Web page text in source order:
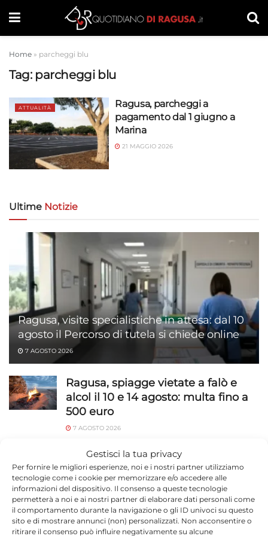
Gestisci la tua privacy
Per fornire le migliori esperienze, noi e i nostri partner utilizziamo
tecnologie come i cookie per memorizzare e/o accedere alle
informazioni del dispositivo. Il consenso a queste tecnologie
permetterà a noi e ai nostri partner di elaborare dati personali come
il comportamento durante la navigazione o gli ID univoci su questo
sito e di mostrare annunci (non) personalizzati. Non acconsentire o
ritirare il consenso può influire negativamente su alcune
Home » parcheggi blu
Tag: parcheggi blu
ATTUALITÀ
Ragusa, parcheggi a
pagamento dal 1 giugno a
Marina
21 MAGGIO 2026
Ultime Notizie
Ragusa, visite specialistiche in attesa: dal 10
agosto il Percorso di tutela si chiede online
7 AGOSTO 2026
Ragusa, spiagge vietate a falò e
alcol il 10 e 14 agosto: multa fino a
500 euro
7 AGOSTO 2026
Marina di Modica, Enriquez al
Corallo e Lido Sud: tre serate dall’8
agosto
7 AGOSTO 2026
Bus gratuito per il Koala a Ragusa: